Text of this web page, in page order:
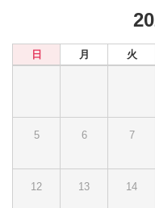
日 月 火
5 6 7
12 13 14